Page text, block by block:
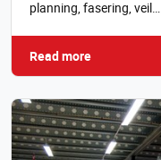
planning, fasering, veil…
Read more